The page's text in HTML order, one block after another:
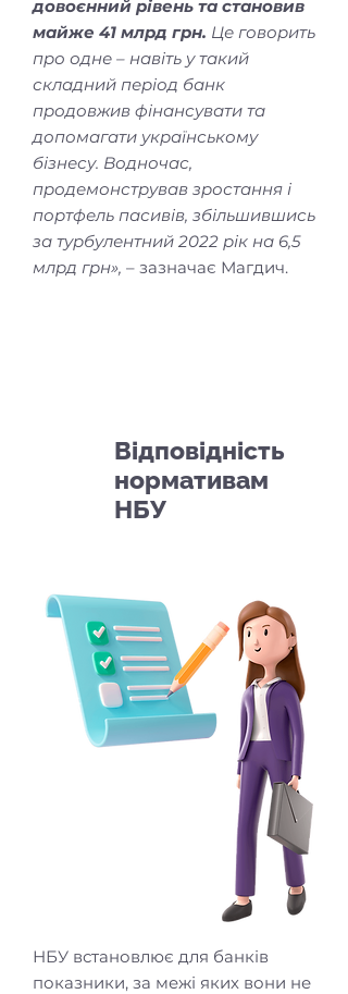
довоєнний рівень та становив
майже 41 млрд грн. Це говорить
про одне – навіть у такий
складний період банк
продовжив фінансувати та
допомагати українському
бізнесу. Водночас,
продемонстрував зростання і
портфель пасивів, збільшившись
за турбулентний 2022 рік на 6,5
млрд грн», – зазначає Магдич.
Відповідність
нормативам
НБУ
НБУ встановлює для банків
показники, за межі яких вони не